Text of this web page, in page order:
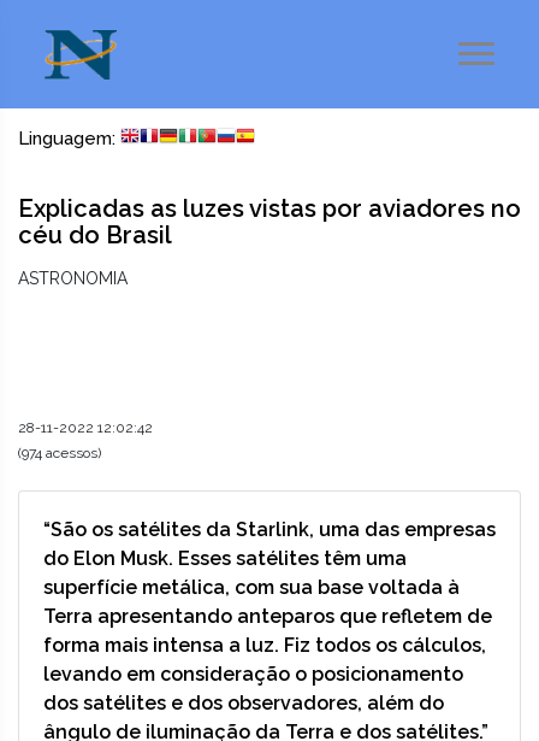
Linguagem:
Explicadas as luzes vistas por aviadores no
céu do Brasil
ASTRONOMIA
28-11-2022 12:02:42
(974 acessos)
“São os satélites da Starlink, uma das empresas
do Elon Musk. Esses satélites têm uma
superfície metálica, com sua base voltada à
Terra apresentando anteparos que refletem de
forma mais intensa a luz. Fiz todos os cálculos,
levando em consideração o posicionamento
dos satélites e dos observadores, além do
ângulo de iluminação da Terra e dos satélites.”